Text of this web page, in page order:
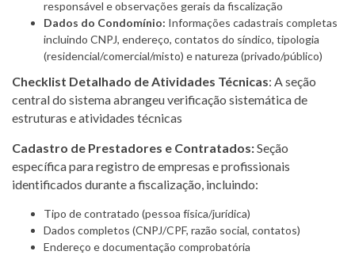
responsável e observações gerais da fiscalização
Dados do Condomínio: Informações cadastrais completas
incluindo CNPJ, endereço, contatos do síndico, tipologia
(residencial/comercial/misto) e natureza (privado/público)
Checklist Detalhado de Atividades Técnicas: A seção
central do sistema abrangeu verificação sistemática de
estruturas e atividades técnicas
Cadastro de Prestadores e Contratados:Seção
específica para registro de empresas e profissionais
identificados durante a fiscalização, incluindo:
Tipo de contratado (pessoa física/jurídica)
Dados completos (CNPJ/CPF, razão social, contatos)
Endereço e documentação comprobatória